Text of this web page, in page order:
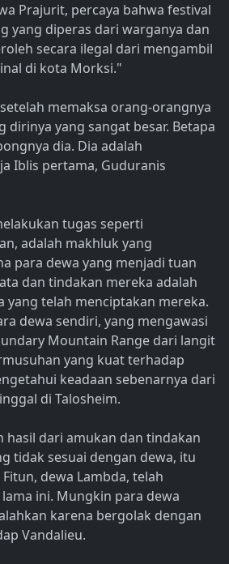
Prajurit, percaya bahwa festival
yang diperas dari warganya dan
secara ilegal dari mengambil
di kota Morksi."
memaksa orang-orangnya
dirinya yang sangat besar. Betapa
dia. Dia adalah
Iblis pertama, Guduranis
tugas seperti
adalah makhluk yang
para dewa yang menjadi tuan
dan tindakan mereka adalah
yang telah menciptakan mereka.
dewa sendiri, yang mengawasi
Mountain Range dari langit
yang kuat terhadap
keadaan sebenarnya dari
di Talosheim.
hasil dari amukan dan tindakan
tidak sesuai dengan dewa, itu
dewa Lambda, telah
ini. Mungkin para dewa
karena bergolak dengan
Vandalieu.